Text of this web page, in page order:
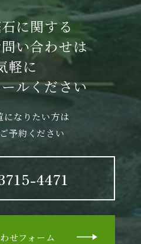
に関する
い合わせは
軽に
ルください
になりたい方は
予約ください
4471
せフォーム